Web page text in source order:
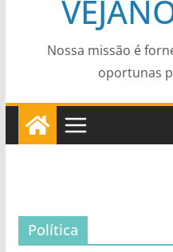
Nossa missão é
oportunas
Política